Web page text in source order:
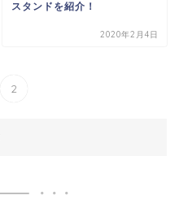
スタンドを紹介！
2020年2月4日
2